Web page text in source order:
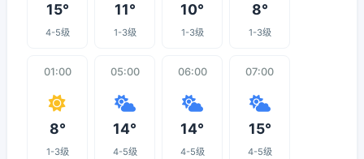
15°
4-5级
11°
1-3级
10°
1-3级
8°
1-3级
01:00
8°
1-3级
05:00
14°
4-5级
06:00
14°
4-5级
07:00
15°
4-5级